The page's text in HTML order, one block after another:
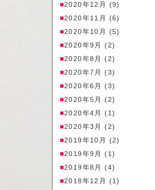
2020年12月
(9)
2020年11月
(6)
2020年10月
(5)
2020年9月
(2)
2020年8月
(2)
2020年7月
(3)
2020年6月
(3)
2020年5月
(2)
2020年4月
(1)
2020年3月
(2)
2019年10月
(2)
2019年9月
(1)
2019年8月
(4)
2018年12月
(1)